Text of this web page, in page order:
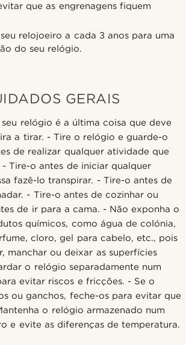
que as engrenagens fiquem
relojoeiro a cada 3 anos para uma
do seu relógio.
GERAIS
seu relógio é a última coisa que deve
a tirar. - Tire o relógio e guarde-o
de realizar qualquer atividade que
Tire-o antes de iniciar qualquer
fazê-lo transpirar. - Tire-o antes de
- Tire-o antes de cozinhar ou
de ir para a cama. - Não exponha o
químicos, como água de colónia,
cloro, gel para cabelo, etc., pois
manchar ou deixar as superfícies
o relógio separadamente num
evitar riscos e fricções. - Se o
ou ganchos, feche-os para evitar que
o relógio armazenado num
e evite as diferenças de temperatura.